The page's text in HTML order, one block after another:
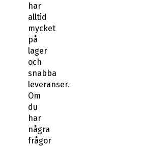
har
alltid
mycket
på
lager
och
snabba
leveranser.
Om
du
har
några
frågor